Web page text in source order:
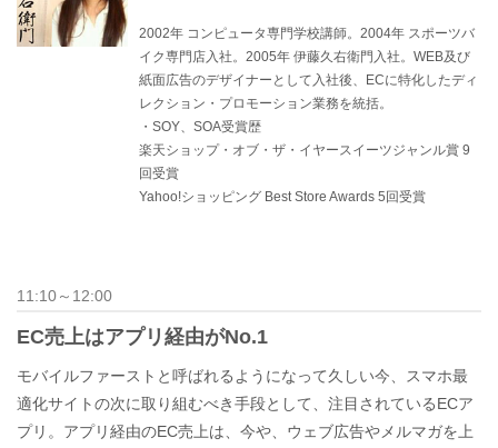
2002年 コンピュータ専門学校講師。2004年 スポーツバ
イク専門店入社。2005年 伊藤久右衛門入社。WEB及び
紙面広告のデザイナーとして入社後、ECに特化したディ
レクション・プロモーション業務を統括。
・SOY、SOA受賞歴
楽天ショップ・オブ・ザ・イヤースイーツジャンル賞 9
回受賞
Yahoo!ショッピング Best Store Awards 5回受賞
11:10～12:00
EC売上はアプリ経由がNo.1
モバイルファーストと呼ばれるようになって久しい今、スマホ最
適化サイトの次に取り組むべき手段として、注目されているECア
プリ。アプリ経由のEC売上は、今や、ウェブ広告やメルマガを上